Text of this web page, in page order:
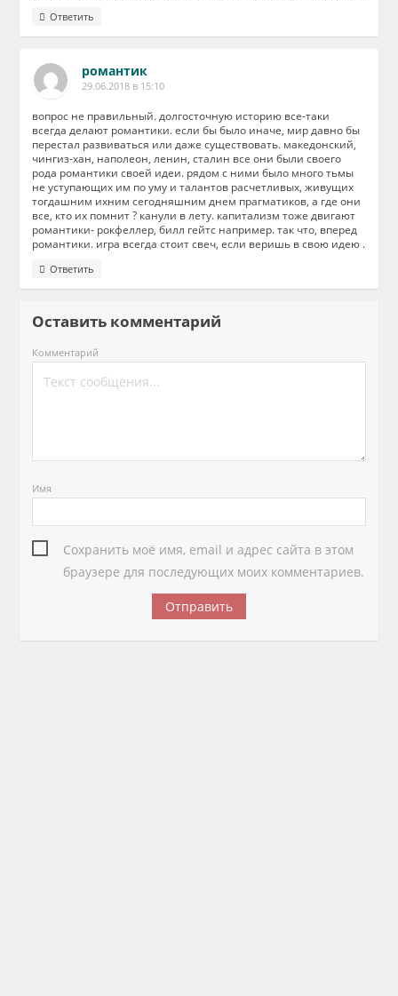
Ответить
романтик
29.06.2018 в 15:10
вопрос не правильный. долгосточную историю все-таки
всегда делают романтики. если бы было иначе, мир давно бы
перестал развиваться или даже существовать. македонский,
чингиз-хан, наполеон, ленин, сталин все они были своего
рода романтики своей идеи. рядом с ними было много тьмы
не уступающих им по уму и талантов расчетливых, живущих
тогдашним ихним сегодняшним днем прагматиков, а где они
все, кто их помнит ? канули в лету. капитализм тоже двигают
романтики- рокфеллер, билл гейтс например. так что, вперед
романтики. игра всегда стоит свеч, если веришь в свою идею .
Ответить
Оставить комментарий
Комментарий
Имя
Сохранить моё имя, email и адрес сайта в этом
браузере для последующих моих комментариев.